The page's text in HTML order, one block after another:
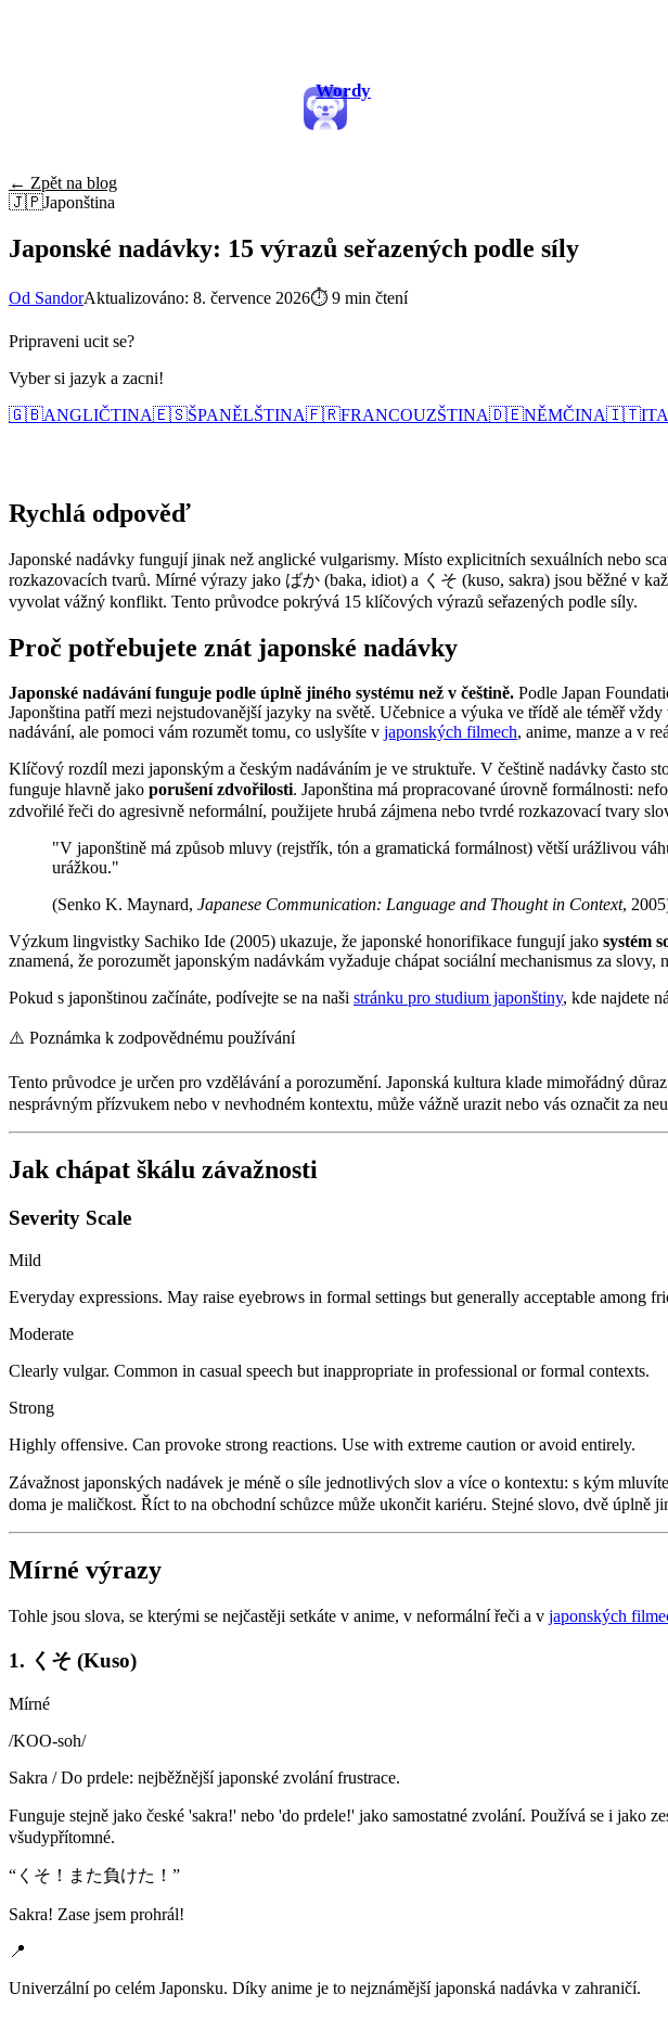
Wordy
← Zpět na blog
🇯🇵Japonština
Japonské nadávky: 15 výrazů seřazených podle síly
Od SandorAktualizováno: 8. července 2026⏱ 9 min čtení
Pripraveni ucit se?
Vyber si jazyk a zacni!
🇬🇧ANGLIČTINA🇪🇸ŠPANĚLŠTINA🇫🇷FRANCOUZŠTINA🇩🇪NĚMČINA🇮🇹
Rychlá odpověď
Japonské nadávky fungují jinak než anglické vulgarismy. Místo explicitních sexuálních nebo
rozkazovacích tvarů. Mírné výrazy jako ばか (baka, idiot) a くそ (kuso, sakra) jsou běžné v
vyvolat vážný konflikt. Tento průvodce pokrývá 15 klíčových výrazů seřazených podle síly.
Proč potřebujete znát japonské nadávky
Japonské nadávání funguje podle úplně jiného systému než v češtině. Podle Japan
Japonština patří mezi nejstudovanější jazyky na světě. Učebnice a výuka ve třídě ale téměř
nadávání, ale pomoci vám rozumět tomu, co uslyšíte v japonských filmech, anime, manze a v
Klíčový rozdíl mezi japonským a českým nadáváním je ve struktuře. V češtině nadávky často
funguje hlavně jako porušení zdvořilosti. Japonština má propracované úrovně formálnosti:
zdvořilé řeči do agresivně neformální, použijete hrubá zájmena nebo tvrdé rozkazovací tvary
"V japonštině má způsob mluvy (rejstřík, tón a gramatická formálnost) větší urážlivou
urážkou."
(Senko K. Maynard, Japanese Communication: Language and Thought in Context,
Výzkum lingvistky Sachiko Ide (2005) ukazuje, že japonské honorifikace fungují jako systém
znamená, že porozumět japonským nadávkám vyžaduje chápat sociální mechanismus za slovy,
Pokud s japonštinou začínáte, podívejte se na naši stránku pro studium japonštiny, kde najdete
⚠️ Poznámka k zodpovědnému používání
Tento průvodce je určen pro vzdělávání a porozumění. Japonská kultura klade mimořádný
nesprávným přízvukem nebo v nevhodném kontextu, může vážně urazit nebo vás označit za
Jak chápat škálu závažnosti
Severity Scale
Mild
Everyday expressions. May raise eyebrows in formal settings but generally acceptable among
Moderate
Clearly vulgar. Common in casual speech but inappropriate in professional or formal contexts.
Strong
Highly offensive. Can provoke strong reactions. Use with extreme caution or avoid entirely.
Závažnost japonských nadávek je méně o síle jednotlivých slov a více o kontextu: s kým
doma je maličkost. Říct to na obchodní schůzce může ukončit kariéru. Stejné slovo, dvě úplně
Mírné výrazy
Tohle jsou slova, se kterými se nejčastěji setkáte v anime, v neformální řeči a v japonských
1. くそ (Kuso)
Mírné
/KOO-soh/
Sakra / Do prdele: nejběžnější japonské zvolání frustrace.
Funguje stejně jako české 'sakra!' nebo 'do prdele!' jako samostatné zvolání. Používá se i
všudypřítomné.
“ くそ！また負けた！ ”
Sakra! Zase jsem prohrál!
📍
Univerzální po celém Japonsku. Díky anime je to nejznámější japonská nadávka v zahraničí.